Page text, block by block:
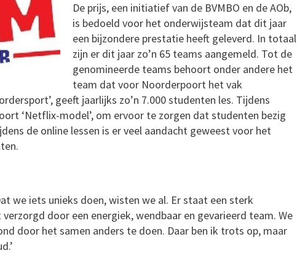
De prijs, een initiatief van de BVMBO en de AOb,
is bedoeld voor het onderwijsteam dat dit jaar
een bijzondere prestatie heeft geleverd. In totaal
zijn er dit jaar zo’n 65 teams aangemeld. Tot de
genomineerde teams behoort onder andere het
team dat voor Noorderpoort het vak
geeft jaarlijks zo’n 7.000 studenten les. Tijdens
‘Netflix-model’, om ervoor te zorgen dat studenten bezig
de online lessen is er veel aandacht geweest voor het
we iets unieks doen, wisten we al. Er staat een sterk
door een energiek, wendbaar en gevarieerd team. We
door het samen anders te doen. Daar ben ik trots op, maar